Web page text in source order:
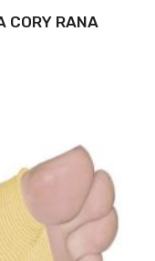
CORY RANA